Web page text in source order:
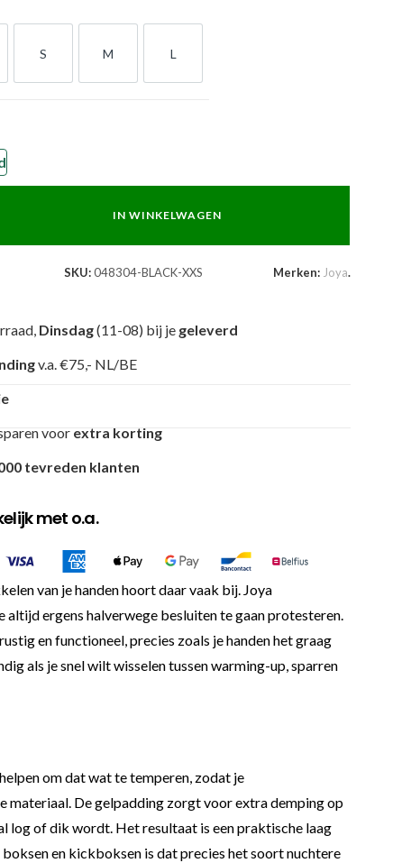
S
S
M
M
L
L
IN WINKELWAGEN
SKU:048304-BLACK-XXS Merken: Joya.
Dinsdag(11-08) bij je geleverd
v.a. €75,- NL/BE
voor extra korting
tevreden klanten
met o.a.
van je handen hoort daar vaak bij. Joya
altijd ergens halverwege besluiten te gaan protesteren.
en functioneel, precies zoals je handen het graag
als je snel wilt wisselen tussen warming-up, sparren
om dat wat te temperen, zodat je
materiaal. De gelpadding zorgt voor extra demping op
log of dik wordt. Het resultaat is een praktische laag
en kickboksen is dat precies het soort nuchtere